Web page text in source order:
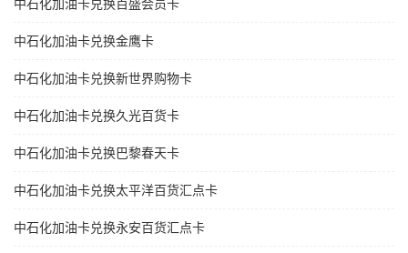
中石化加油卡兑换百盛会员卡
中石化加油卡兑换金鹰卡
中石化加油卡兑换新世界购物卡
中石化加油卡兑换久光百货卡
中石化加油卡兑换巴黎春天卡
中石化加油卡兑换太平洋百货汇点卡
中石化加油卡兑换永安百货汇点卡